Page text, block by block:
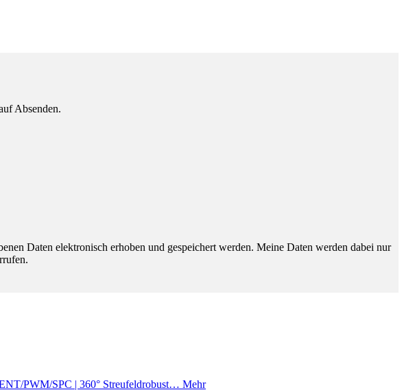
Absenden.
Daten elektronisch erhoben und gespeichert werden. Meine Daten werden dabei nur
PWM/SPC | 360° Streufeldrobust… Mehr